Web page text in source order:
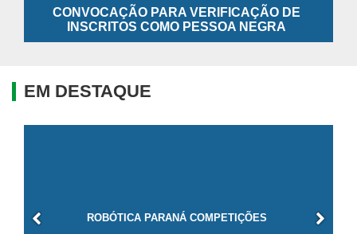
CONVOCAÇÃO PARA VERIFICAÇÃO DE
INSCRITOS COMO PESSOA NEGRA
EM DESTAQUE
ROBÓTICA PARANÁ COMPETIÇÕES